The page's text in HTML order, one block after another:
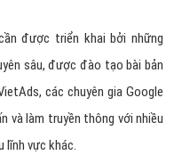
được triển khai bởi những
sâu, được đào tạo bài bản
các chuyên gia Google
và làm truyền thông với nhiều
lĩnh vực khác.